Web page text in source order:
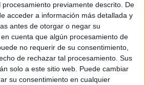
previamente descrito. De
acceder a información más detallada y
antes de otorgar o negar su
en cuenta que algún procesamiento de
no requerir de su consentimiento,
de rechazar tal procesamiento. Sus
solo a este sitio web. Puede cambiar
su consentimiento en cualquier
ha volgut també deixar
ha de ser l'any vinent i que
I ha afegit que el seu
a fer tot el què està en les
la gent pugui exercir el dret